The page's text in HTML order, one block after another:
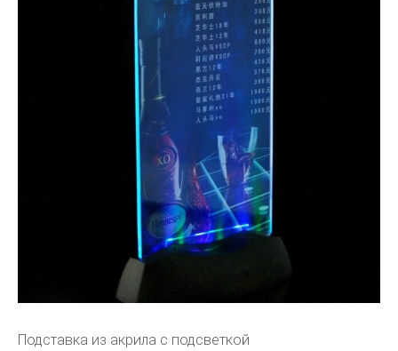
Подставка из акрила с подсветкой